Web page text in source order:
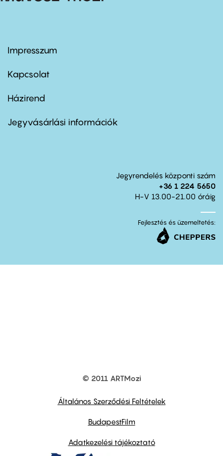
Footer
first
Impresszum
Kapcsolat
Footer
second
Házirend
Jegyvásárlási információk
Jegyrendelés központi szám
+36 1 224 5650
H-V 13.00-21.00 óráig
Fejlesztés és üzemeltetés:
© 2011 ARTMozi
Általános Szerződési Feltételek
BudapestFilm
Adatkezelési tájékoztató